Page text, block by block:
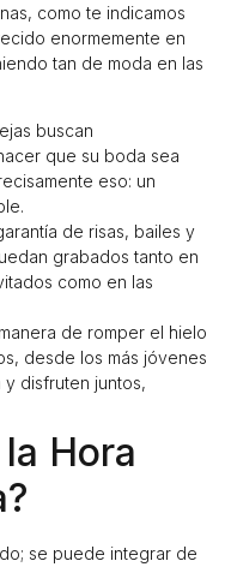
como te indicamos
enormemente en
tan de moda en las
buscan
que su boda sea
eso: un
de risas, bailes y
grabados tanto en
como en las
de romper el hielo
desde los más jóvenes
y disfruten juntos,
Hora
se puede integrar de